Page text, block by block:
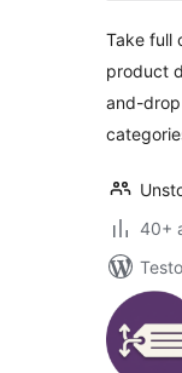
Take full
product
and-
40+